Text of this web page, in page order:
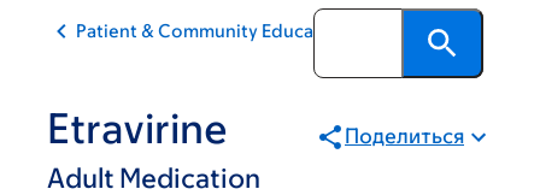
Patient & Community Education
Etravirine
Adult Medication
Поделиться